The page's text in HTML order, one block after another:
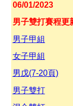
06/01/2023
男子雙打賽程更
男子甲組
女子甲組
男戊(7-20頁)
男子雙打